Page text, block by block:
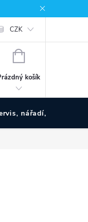
CZK
NÁKUPNÍ
košík
nářadí, pumpy